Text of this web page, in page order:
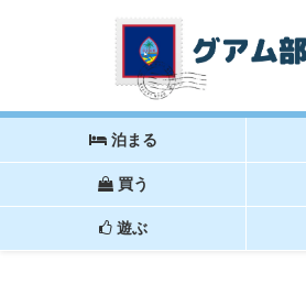
泊まる
買う
遊ぶ